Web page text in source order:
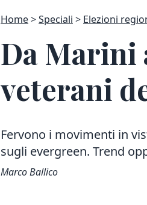
Home Speciali Elezioni
Da Marini
veterani
Fervono i movimenti in
sugli evergreen. Trend
Marco Ballico